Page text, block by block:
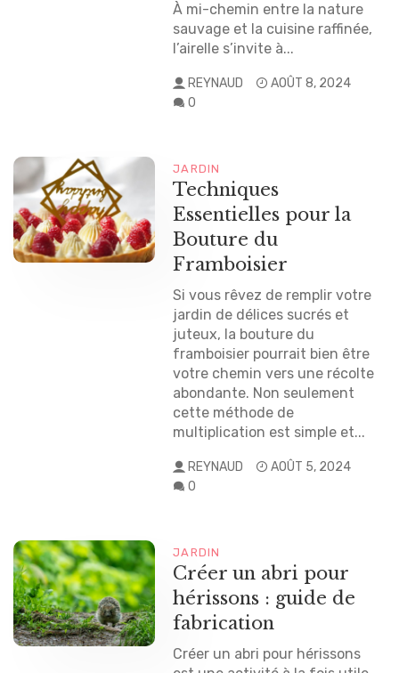
À mi-chemin entre la nature
sauvage et la cuisine raffinée,
l’airelle s’invite à...
REYNAUD
AOÛT 8, 2024
0
JARDIN
Techniques
Essentielles pour la
Bouture du
Framboisier
Si vous rêvez de remplir votre
jardin de délices sucrés et
juteux, la bouture du
framboisier pourrait bien être
votre chemin vers une récolte
abondante. Non seulement
cette méthode de
multiplication est simple et...
REYNAUD
AOÛT 5, 2024
0
JARDIN
Créer un abri pour
hérissons : guide de
fabrication
Créer un abri pour hérissons